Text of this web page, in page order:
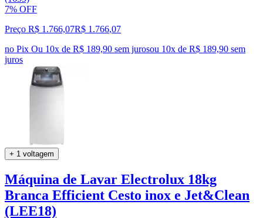
7% OFF
Preço R$ 1.766,07R$ 1.766,07
no Pix Ou 10x de R$ 189,90 sem jurosou 10x de R$ 189,90 sem
juros
+ 1 voltagem
Máquina de Lavar Electrolux 18kg
Branca Efficient Cesto inox e Jet&Clean
(LEE18)